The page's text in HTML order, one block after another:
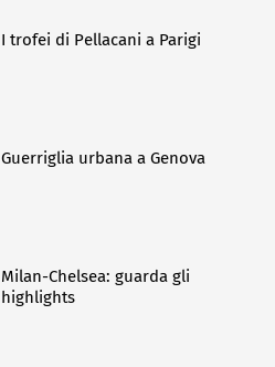
I trofei di Pellacani a Parigi
Guerriglia urbana a Genova
Milan-Chelsea: guarda gli
highlights